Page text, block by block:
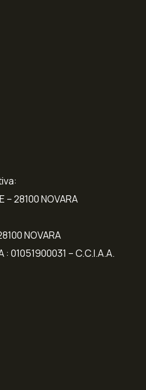
– 28100 NOVARA
NOVARA
01051900031 – C.C.I.A.A.